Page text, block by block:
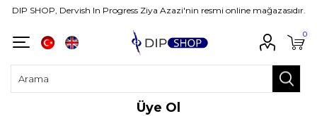
DIP SHOP, Dervish In Progress Ziya Azazi'nin resmi online mağazasıdır.
0
Üye Ol